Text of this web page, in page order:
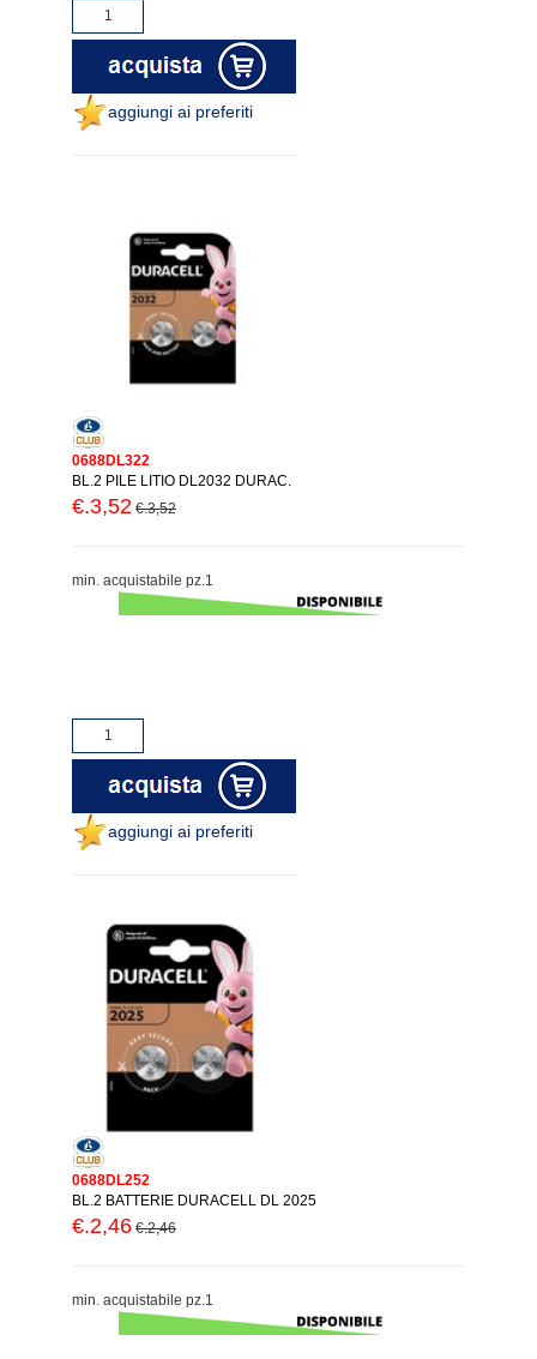
aggiungi ai preferiti
0688DL322
BL.2 PILE LITIO DL2032 DURAC.
€.3,52 €.3,52
min. acquistabile pz.1
aggiungi ai preferiti
0688DL252
BL.2 BATTERIE DURACELL DL 2025
€.2,46 €.2,46
min. acquistabile pz.1